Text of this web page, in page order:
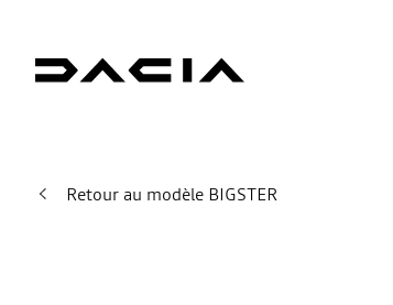
Retour au modèle BIGSTER